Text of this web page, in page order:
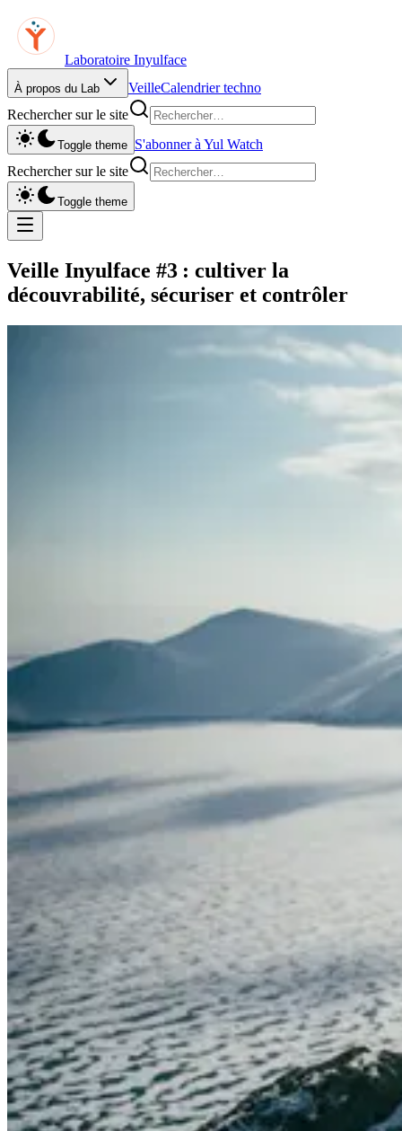
Laboratoire Inyulface
À propos du Lab VeilleCalendrier techno
Rechercher sur le site
Toggle theme S'abonner à Yul Watch
Rechercher sur le site
Toggle theme
Veille Inyulface #3 : cultiver la
découvrabilité, sécuriser et contrôler